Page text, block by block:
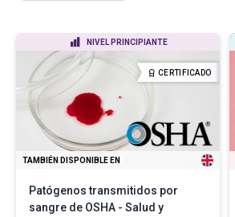
NIVEL PRINCIPIANTE
CERTIFICADO
TAMBIÉN DISPONIBLE EN
Patógenos transmitidos por
sangre de OSHA - Salud y